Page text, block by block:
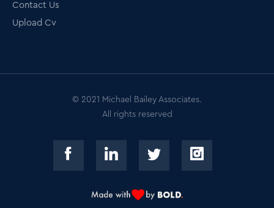
Contact Us
Upload Cv
© 2021 Michael Bailey Associates.
All rights reserved